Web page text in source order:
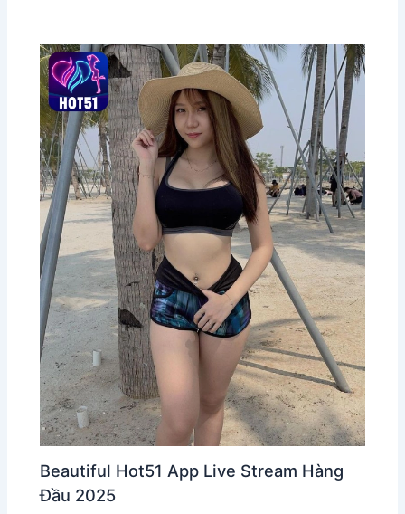
Beautiful Hot51 App Live Stream Hàng
Đầu 2025